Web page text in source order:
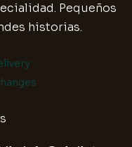
Pequeños
historias.